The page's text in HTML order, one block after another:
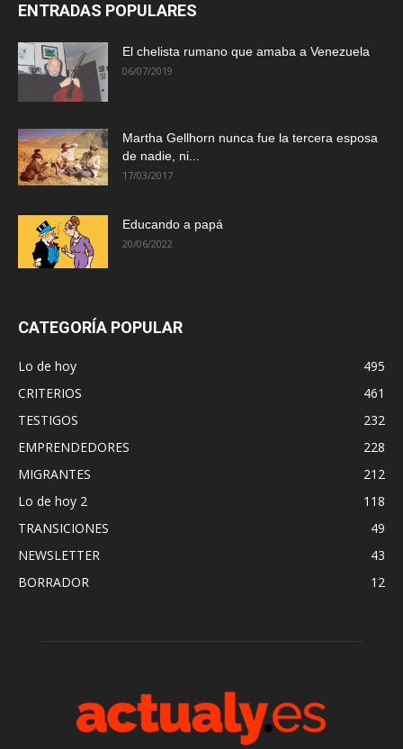
ENTRADAS POPULARES
El chelista rumano que amaba a Venezuela
06/07/2019
Martha Gellhorn nunca fue la tercera esposa
de nadie, ni...
17/03/2017
Educando a papá
20/06/2022
CATEGORÍA POPULAR
Lo de hoy
495
CRITERIOS
461
TESTIGOS
232
EMPRENDEDORES
228
MIGRANTES
212
Lo de hoy 2
118
TRANSICIONES
49
NEWSLETTER
43
BORRADOR
12